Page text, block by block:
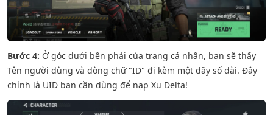
Bước 4: Ở góc dưới bên phải của trang cá nhân, bạn sẽ thấy
Tên người dùng và dòng chữ "ID" đi kèm một dãy số dài. Đây
chính là UID bạn cần dùng để nạp Xu Delta!